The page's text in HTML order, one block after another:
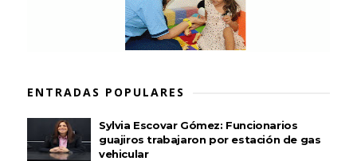
ENTRADAS POPULARES
Sylvia Escovar Gómez: Funcionarios
guajiros trabajaron por estación de gas
vehicular